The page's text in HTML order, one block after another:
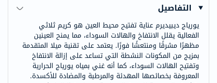
التفاصيل
يورياج ديبيديرم عناية تفتيح محيط العين هو كريم ثلاثي
الفعالية يقلل الانتفاخ والهالات السوداء، مما يمنح العينين
مظهرًا مشرقًا ومنتعشًا فورًا. يعتمد على تقنية ميلا المتقدمة
بمزيج من المكونات النشطة التي تساعد على إزالة الانتفاخ
وتفتيح الهالات السوداء، كما أنه غني بمياه يورياج الحرارية
المعروفة بخصائصها المهدئة والمرطبة والمضادة للأكسدة.